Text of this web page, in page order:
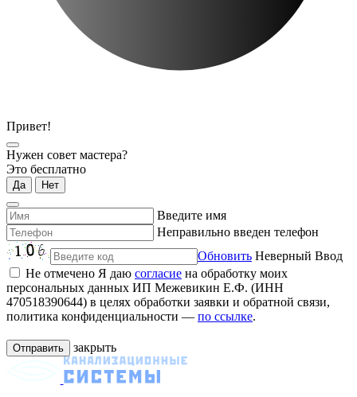
Привет!
Нужен совет мастера?
Это бесплатно
Да Нет
Введите имя
Неправильно введен телефон
Обновить Неверный Ввод
Не отмечено Я даю согласие на обработку моих
персональных данных ИП Межевикин Е.Ф. (ИНН
470518390644) в целях обработки заявки и обратной связи,
политика конфиденциальности — по ссылке.
закрыть